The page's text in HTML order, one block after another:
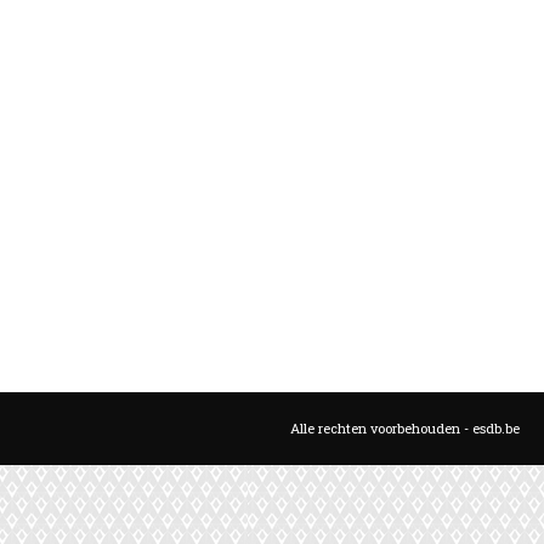
Alle rechten voorbehouden - esdb.be